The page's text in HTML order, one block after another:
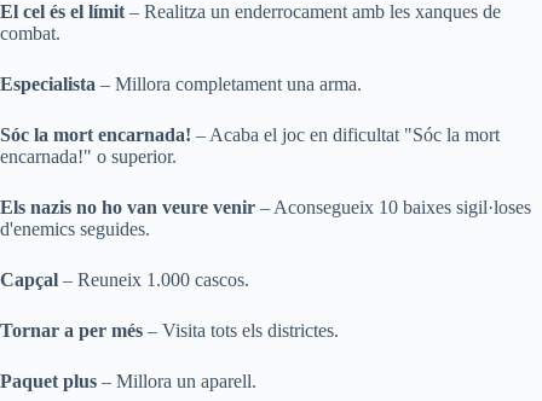
El cel és el límit – Realitza un enderrocament amb les xanques de
combat.
Especialista – Millora completament una arma.
Sóc la mort encarnada! – Acaba el joc en dificultat "Sóc la mort
encarnada!" o superior.
Els nazis no ho van veure venir – Aconsegueix 10 baixes sigil·loses
d'enemics seguides.
Capçal – Reuneix 1.000 cascos.
Tornar a per més – Visita tots els districtes.
Paquet plus – Millora un aparell.